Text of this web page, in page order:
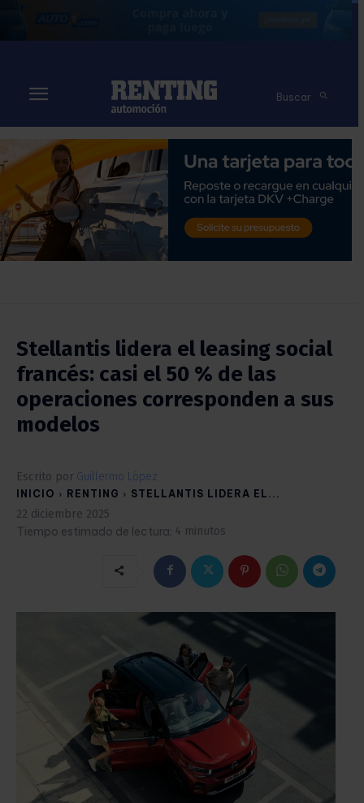
Buscar
Stellantis lidera el leasing social
francés: casi el 50 % de las
operaciones corresponden a sus
modelos
Escrito por Guillermo López
INICIO RENTING STELLANTIS LIDERA EL...
22 diciembre 2025
Tiempo estimado de lectura: 4 minutos